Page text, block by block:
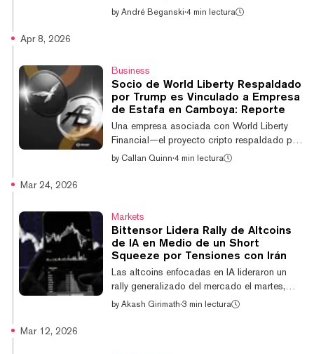
luego de que el proyecto cripto respaldado
millones en préstamos en stablecoins. El
token, que debutó como un activo digital no
transferible el año pasado, cotiza alrededor
de $0,08, una caída del 14% en las últimas
24 horas, según CoinGecko. Mientra...
by André Beganski·4 min lectura
Apr 8, 2026
Business
Socio de World Liberty Respaldado
por Trump es Vinculado a Empresa
de Estafa en Camboya: Reporte
Una empresa asociada con World Liberty
Financial—el proyecto cripto respaldado por
el presidente Donald Trump—ha sido
por el Organized Crime and Corruption
Reporting Project y Guardian Australia. La
investigación encontró que un "resort
temático de blockchain" planeado en Timor-
Leste, vinculado al socio AB network,
involucró a tres perso...
by Callan Quinn·4 min lectura
Mar 24, 2026
Markets
Bittensor Lidera Rally de Altcoins
de IA en Medio de un Short
Squeeze por Tensiones con Irán
Las altcoins enfocadas en IA lideraron un
rally generalizado del mercado el martes,
luego de que el presidente de Estados
by Akash Girimath·3 min lectura
Mar 12, 2026